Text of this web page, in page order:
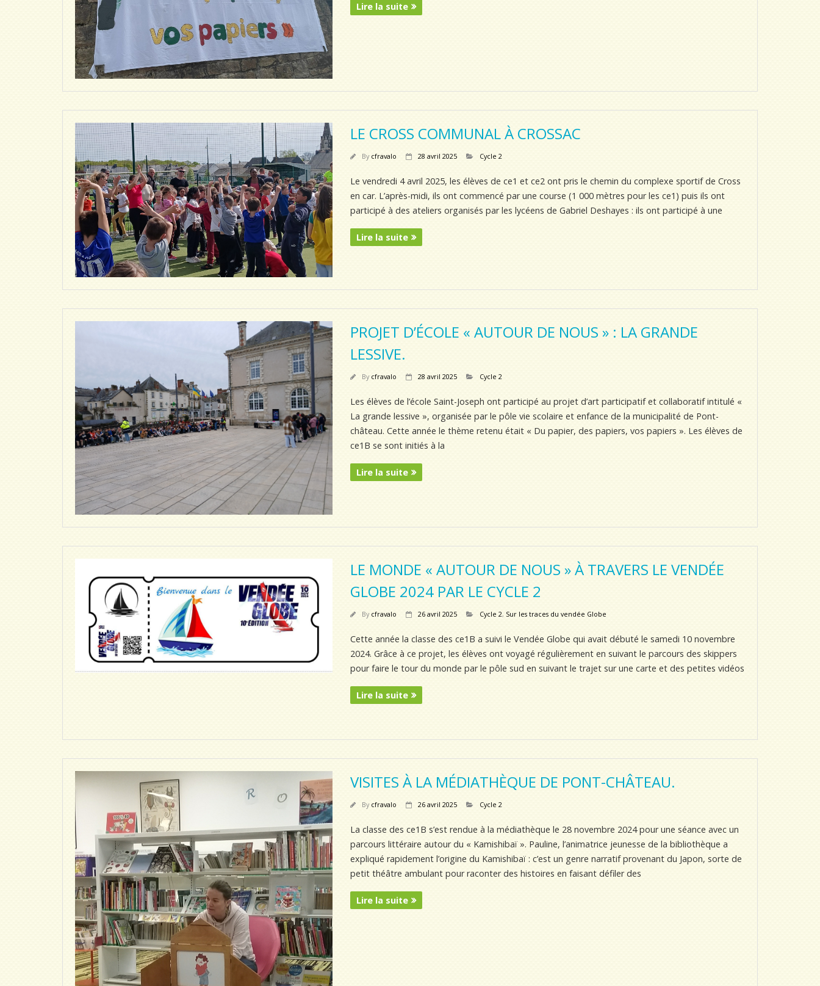
Lire la suite
LE CROSS COMMUNAL À CROSSAC
By cfravalo 28 avril 2025 Cycle 2
Le vendredi 4 avril 2025, les élèves de ce1 et ce2 ont pris le chemin du complexe sportif de Cross
en car. L’après-midi, ils ont commencé par une course (1 000 mètres pour les ce1) puis ils ont
participé à des ateliers organisés par les lycéens de Gabriel Deshayes : ils ont participé à une
Lire la suite
PROJET D’ÉCOLE « AUTOUR DE NOUS » : LA GRANDE
LESSIVE.
By cfravalo 28 avril 2025 Cycle 2
Les élèves de l’école Saint-Joseph ont participé au projet d’art participatif et collaboratif intitulé «
La grande lessive », organisée par le pôle vie scolaire et enfance de la municipalité de Pont-
château. Cette année le thème retenu était « Du papier, des papiers, vos papiers ». Les élèves de
ce1B se sont initiés à la
Lire la suite
LE MONDE « AUTOUR DE NOUS » À TRAVERS LE VENDÉE
GLOBE 2024 PAR LE CYCLE 2
By cfravalo 26 avril 2025 Cycle 2, Sur les traces du vendée Globe
Cette année la classe des ce1B a suivi le Vendée Globe qui avait débuté le samedi 10 novembre
2024. Grâce à ce projet, les élèves ont voyagé régulièrement en suivant le parcours des skippers
pour faire le tour du monde par le pôle sud en suivant le trajet sur une carte et des petites vidéos
Lire la suite
VISITES À LA MÉDIATHÈQUE DE PONT-CHÂTEAU.
By cfravalo 26 avril 2025 Cycle 2
La classe des ce1B s’est rendue à la médiathèque le 28 novembre 2024 pour une séance avec un
parcours littéraire autour du « Kamishibaï ». Pauline, l’animatrice jeunesse de la bibliothèque a
expliqué rapidement l’origine du Kamishibaï : c’est un genre narratif provenant du Japon, sorte de
petit théâtre ambulant pour raconter des histoires en faisant défiler des
Lire la suite